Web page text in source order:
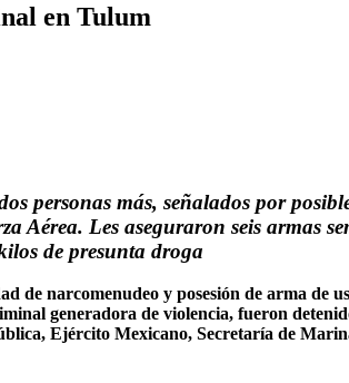
en Tulum
personas más, señalados por
Aérea. Les aseguraron seis armas
de presunta droga
de narcomenudeo y posesión de arma de
generadora de violencia, fueron
Ejército Mexicano, Secretaría de